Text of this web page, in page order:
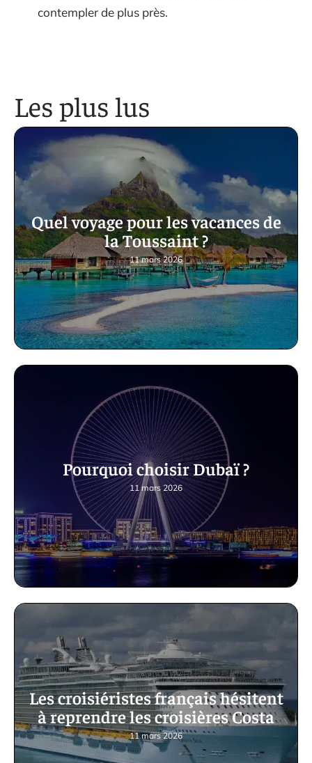
contempler de plus près.
Les plus lus
Quel voyage pour les vacances de
la Toussaint ?
11 mars 2026
Pourquoi choisir Dubaï ?
11 mars 2026
Les croisiéristes français hésitent
à reprendre les croisières Costa
11 mars 2026